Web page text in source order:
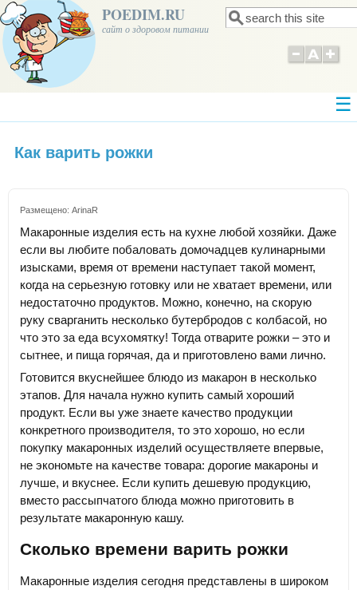
POEDIM.RU
сайт о здоровом питании Форма поиска
Поиск
Как варить рожки
Размещено: ArinaR
Макаронные изделия есть на кухне любой хозяйки. Даже
если вы любите побаловать домочадцев кулинарными
изысками, время от времени наступает такой момент,
когда на серьезную готовку или не хватает времени, или
недостаточно продуктов. Можно, конечно, на скорую
руку сварганить несколько бутербродов с колбасой, но
что это за еда всухомятку! Тогда отварите рожки – это и
сытнее, и пища горячая, да и приготовлено вами лично.
Готовится вкуснейшее блюдо из макарон в несколько
этапов. Для начала нужно купить самый хороший
продукт. Если вы уже знаете качество продукции
конкретного производителя, то это хорошо, но если
покупку макаронных изделий осуществляете впервые,
не экономьте на качестве товара: дорогие макароны и
лучше, и вкуснее. Если купить дешевую продукцию,
вместо рассыпчатого блюда можно приготовить в
результате макаронную кашу.
Сколько времени варить рожки
Макаронные изделия сегодня представлены в широком